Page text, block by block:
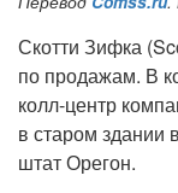
Скотти Зифка
по продажам. В
колл-центр
в старом здании
штат Орегон.